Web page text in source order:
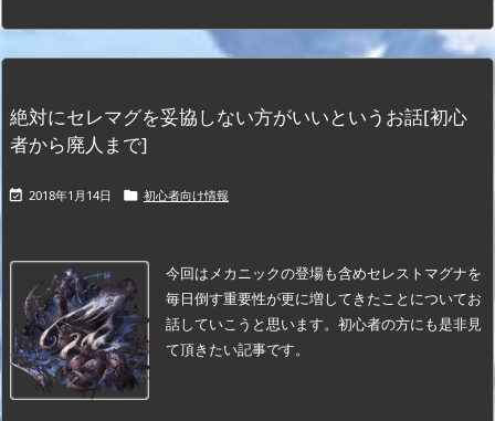
絶対にセレマグを妥協しない方がいいというお話[初心
者から廃人まで]
 2018年1月14日  初心者向け情報
今回はメカニックの登場も含めセレストマグナを
毎日倒す重要性が更に増してきたことについてお
話していこうと思います。初心者の方にも是非見
て頂きたい記事です。